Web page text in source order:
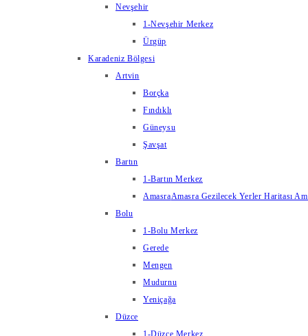
Nevşehir
1-Nevşehir Merkez
Ürgüp
Karadeniz Bölgesi
Artvin
Borçka
Fındıklı
Güneysu
Şavşat
Bartın
1-Bartın Merkez
AmasraAmasra Gezilecek Yerler Haritası
Bolu
1-Bolu Merkez
Gerede
Mengen
Mudurnu
Yeniçağa
Düzce
1-Düzce Merkez